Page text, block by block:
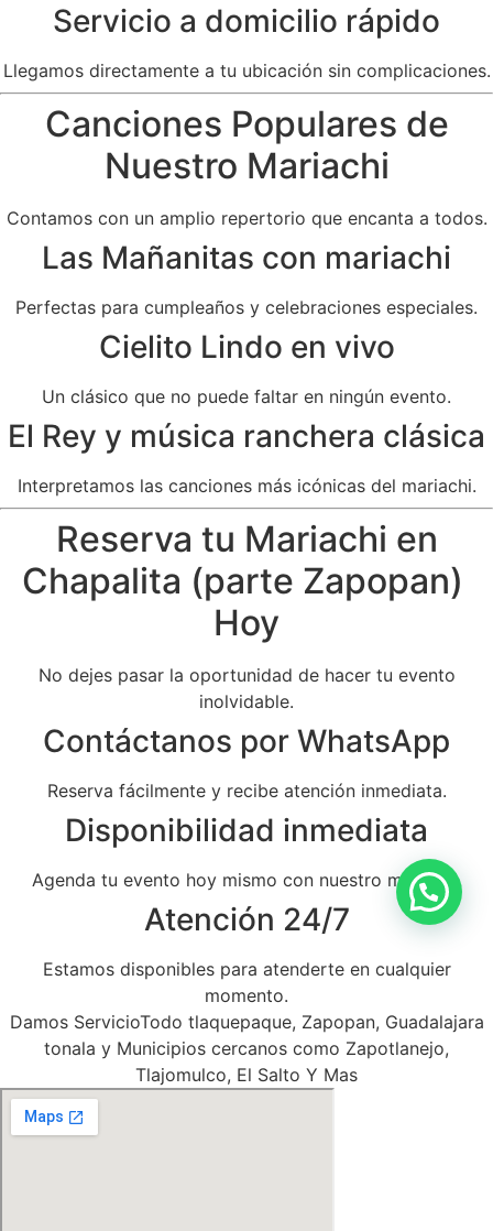
Servicio a domicilio rápido
Llegamos directamente a tu ubicación sin complicaciones.
Canciones Populares de
Nuestro Mariachi
Contamos con un amplio repertorio que encanta a todos.
Las Mañanitas con mariachi
Perfectas para cumpleaños y celebraciones especiales.
Cielito Lindo en vivo
Un clásico que no puede faltar en ningún evento.
El Rey y música ranchera clásica
Interpretamos las canciones más icónicas del mariachi.
Reserva tu Mariachi en
Chapalita (parte Zapopan)
Hoy
No dejes pasar la oportunidad de hacer tu evento
inolvidable.
Contáctanos por WhatsApp
Reserva fácilmente y recibe atención inmediata.
Disponibilidad inmediata
Agenda tu evento hoy mismo con nuestro mariachi.
Atención 24/7
Estamos disponibles para atenderte en cualquier
momento.
Damos ServicioTodo tlaquepaque, Zapopan, Guadalajara
tonala y Municipios cercanos como Zapotlanejo,
Tlajomulco, El Salto Y Mas